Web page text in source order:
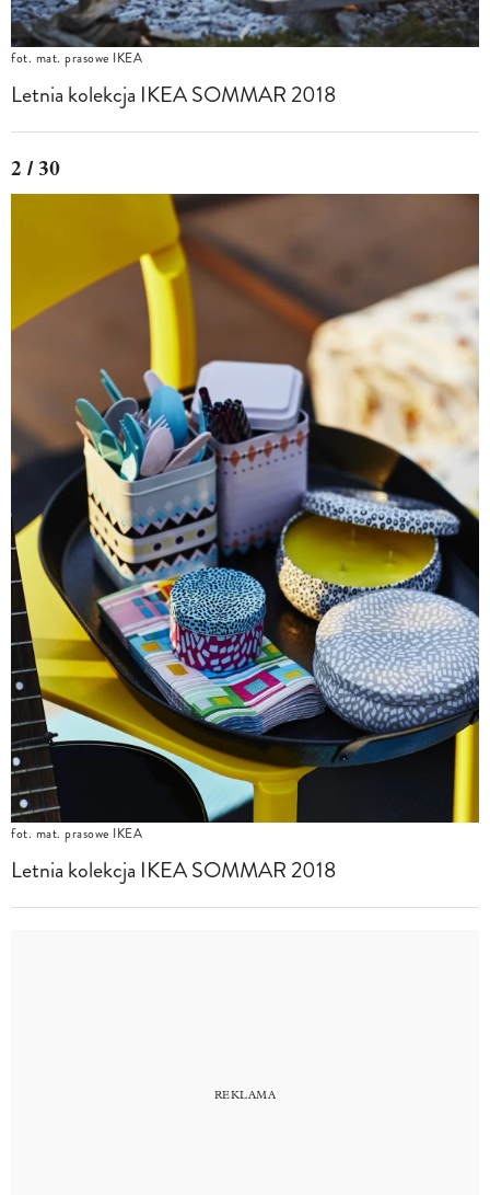
fot. mat. prasowe IKEA
Letnia kolekcja IKEA SOMMAR 2018
2 / 30
fot. mat. prasowe IKEA
Letnia kolekcja IKEA SOMMAR 2018